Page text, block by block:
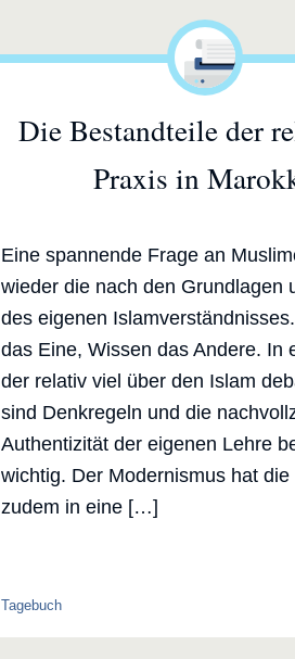
Die Bestandteile der
Praxis in
Eine spannende Frage an
wieder die nach den Grundlagen
des eigenen
das Eine, Wissen das Andere. In
der relativ viel über den Islam
sind Denkregeln und die
Authentizität der eigenen Lehre
wichtig. Der Modernismus hat die
zudem in eine […]
Tagebuch